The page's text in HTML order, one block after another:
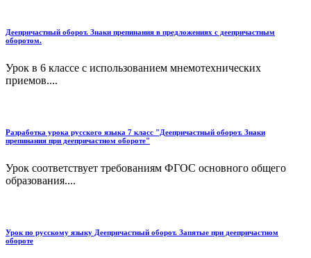
Деепричастный оборот. Знаки препинания в предложениях с деепричастным
оборотом.
Урок в 6 классе с использованием мнемотехнических
приемов....
Разработка урока русского языка 7 класс "Деепричастный оборот. Знаки
препинания при деепричастном обороте"
Урок соответствует требованиям ФГОС основного общего
образования....
Урок по русскому языку Деепричастный оборот. Запятые при деепричастном
обороте